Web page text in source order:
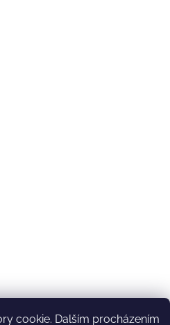
cookie. Dalším procházením